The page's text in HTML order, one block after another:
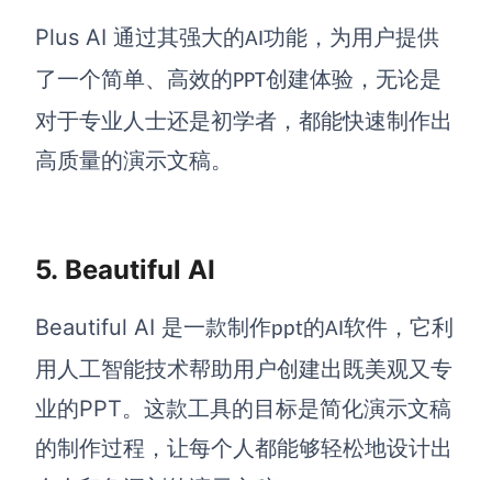
Plus AI 通过其强大的AI 功能，为用户提供
了一个简单、高效的 PPT创建体验，无论是
对于专业人士还是初学者，都能快速制作出
高质量的演示文稿。
5. Beautiful AI
Beautiful AI 是一款制作ppt的AI 软件 ，它利
用人工智能技术帮助用户创建出既美观又专
业的PPT。这款工具的目标是简化演示文稿
的制作过程，让每个人都能够轻松地设计出